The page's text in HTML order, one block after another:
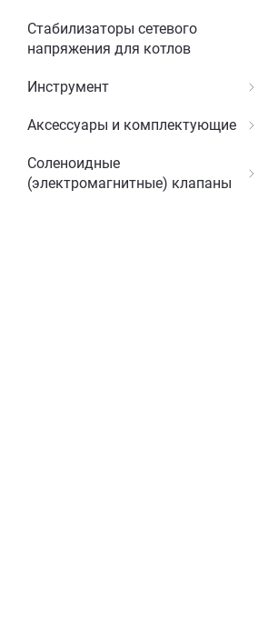
Стабилизаторы сетевого
напряжения для котлов
Инструмент
Аксессуары и комплектующие
Соленоидные
(электромагнитные) клапаны